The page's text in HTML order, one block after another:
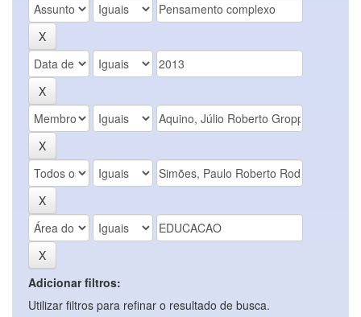
Adicionar filtros:
Utilizar filtros para refinar o resultado de busca.